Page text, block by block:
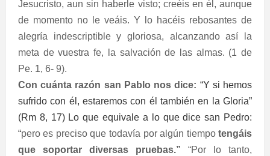
Jesucristo, aun sin haberle visto; creéis en él, aunque
de momento no le veáis. Y lo hacéis rebosantes de
alegría indescriptible y gloriosa, alcanzando así la
meta de vuestra fe, la salvación de las almas. (1 de
Pe. 1, 6- 9).
Con cuánta razón san Pablo nos dice: “Y si hemos
sufrido con él, estaremos con él también en la Gloria”
(Rm 8, 17) Lo que equivale a lo que dice san Pedro:
“pero es preciso que todavía por algún tiempotengáis
que soportar diversas pruebas.”“Por lo tanto,